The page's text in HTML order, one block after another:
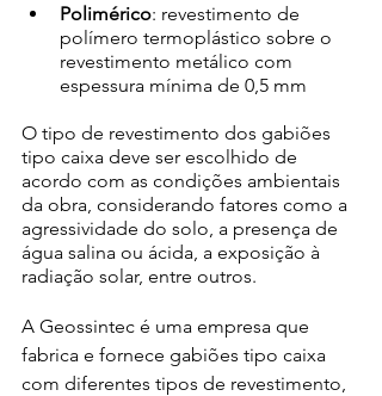
Polimérico: revestimento de
polímero termoplástico sobre o
revestimento metálico com
espessura mínima de 0,5 mm
O tipo de revestimento dos gabiões
tipo caixa deve ser escolhido de
acordo com as condições ambientais
da obra, considerando fatores como a
agressividade do solo, a presença de
água salina ou ácida, a exposição à
radiação solar, entre outros.
A Geossintec é uma empresa que
fabrica e fornece gabiões tipo caixa
com diferentes tipos de revestimento,